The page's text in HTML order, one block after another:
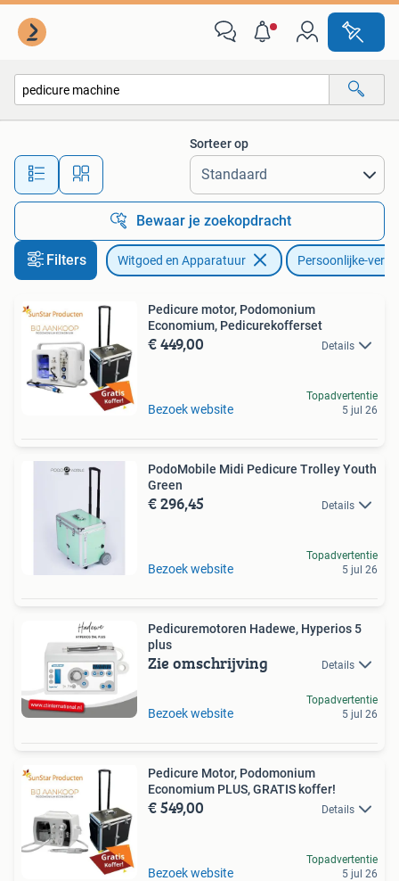
Alle afstanden…
Sorteer op
Bewaar je zoekopdracht
Filters Witgoed en Apparatuur Persoonlijke-
Pedicure motor, Podomonium
Economium, Pedicurekofferset
€ 449,00 Details
Bezoek website
Topadvertentie
5 jul 26
PodoMobile Midi Pedicure Trolley Youth
Green
€ 296,45 Details
Bezoek website
Topadvertentie
5 jul 26
Pedicuremotoren Hadewe, Hyperios 5
plus
Zie omschrijving Details
Bezoek website
Topadvertentie
5 jul 26
Pedicure Motor, Podomonium
Economium PLUS, GRATIS koffer!
€ 549,00 Details
Bezoek website
Topadvertentie
5 jul 26